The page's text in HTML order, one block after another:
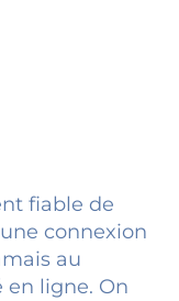
fiable de
connexion
au
ligne. On